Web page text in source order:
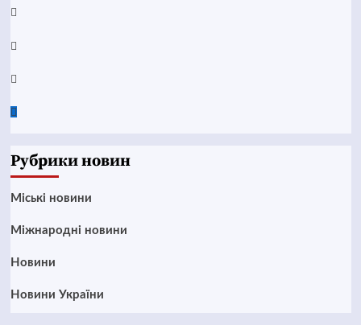
Telegram
Instagram
Twitter
Google
Рубрики новин
Mіські новини
Міжнародні новини
Новини
Новини України